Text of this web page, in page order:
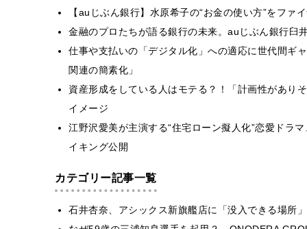
【auじぶん銀行】水原希子の“お金の使い方”をファ
金融のプロたちが語る銀行の未来。auじぶん銀行臼
仕事や支払いの「デジタル化」への適応に世代間ギ
関連の簡素化」
資産形成をしている人はモテる？！「計画性があり
イメージ
江野沢愛美が主演する“住宅ローン擬人化”恋愛ドラ
イキング公開
カテゴリー記事一覧
石井杏奈、アシックス新旗艦店に「没入できる場所